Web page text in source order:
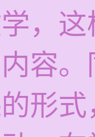
，
容
形